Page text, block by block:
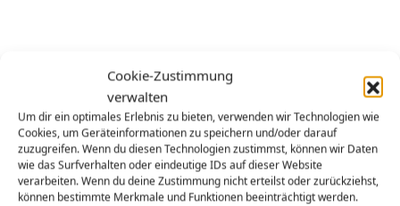
Cookie-Zustimmung
verwalten
Um dir ein optimales Erlebnis zu bieten, verwenden wir Technologien wie
Cookies, um Geräteinformationen zu speichern und/oder darauf
zuzugreifen. Wenn du diesen Technologien zustimmst, können wir Daten
wie das Surfverhalten oder eindeutige IDs auf dieser Website
verarbeiten. Wenn du deine Zustimmung nicht erteilst oder zurückziehst,
können bestimmte Merkmale und Funktionen beeinträchtigt werden.
Christlich vorleben – Predigt zu Philipper 2,1-4 (7.
Sonntag nach Trinitatis)
NÄCHSTE>
Nächster
Beitrag:
Ein Smartphone, aber keine digitale Kompetenz